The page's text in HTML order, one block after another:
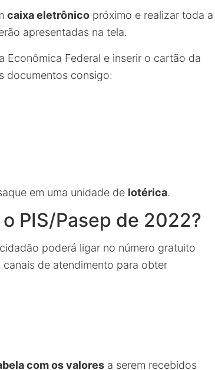
caixa eletrônico próximo e realizar toda a
apresentadas na tela.
Econômica Federal e inserir o cartão da
documentos consigo:
em uma unidade de lotérica.
PIS/Pasep de 2022?
poderá ligar no número gratuito
de atendimento para obter
com os valores a serem recebidos